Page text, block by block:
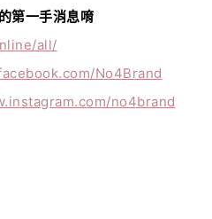
第一手消息唷
all/
No4Brand
no4brand